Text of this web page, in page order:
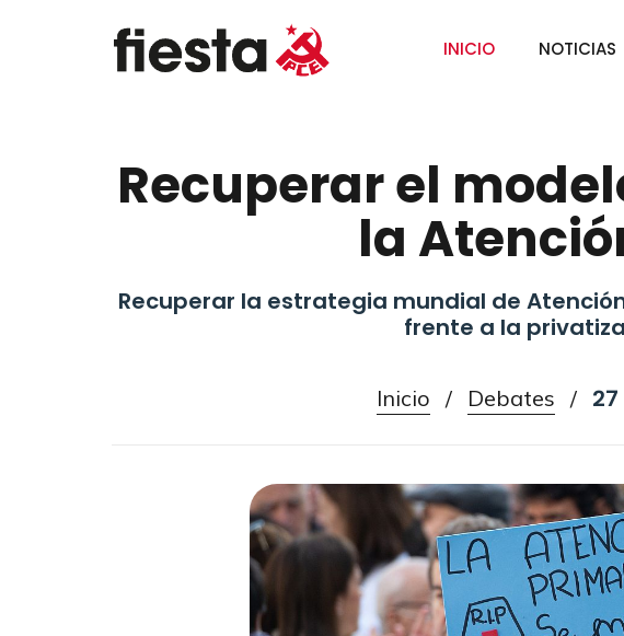
INICIO NOTICIAS
Recuperar el
la
Recuperar la estrategia mundial de Atención
frente a la
Inicio / Debates /